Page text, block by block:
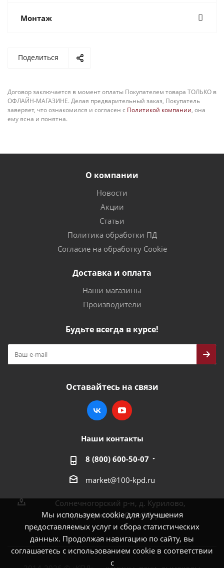
Мы используем cookie для улучшения
предоставляемых услуг и сбора статистических
данных. Продолжая навигацию по сайту, вы
соглашаетесь с использованием cookie в соответствии
с
Монтаж
Поделиться
Договор заключается в момент оплаты Покупателем товара ТОЛЬКО в
ОФЛАЙН-МАГАЗИНЕ. Делая предварительный заказ, Покупатель
заверяет, что ознакомился и согласен с Политикой компании, она
ему ясна и понятна.
О компании
Новости
Акции
Статьи
Политика обработки ПД
Согласие на обработку Cookie
Доставка и оплата
Наши магазины
Производители
Будьте всегда в курсе!
Оставайтесь на связи
Наши контакты
8 (800) 600-50-07
market@100-kpd.ru
Солнечногорский р-н, д. Курилово,
территория СЦ «СтройСервис»